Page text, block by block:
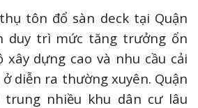
tôn đổ sàn deck tại Quận
duy trì mức tăng trưởng ổn
dựng cao và nhu cầu cải
diễn ra thường xuyên. Quận
trung nhiều khu dân cư lâu